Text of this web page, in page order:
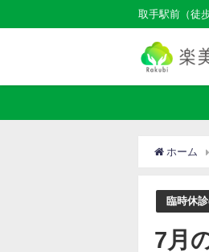
取手駅前（徒
ホーム
臨時休
7月